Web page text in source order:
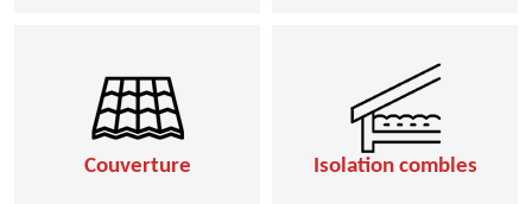
Couverture Isolation combles